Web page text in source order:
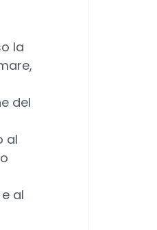
la
del
al
al